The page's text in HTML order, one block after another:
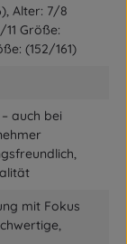
Alter: 7/8
Größe:
(152/161)
auch bei
mit Fokus